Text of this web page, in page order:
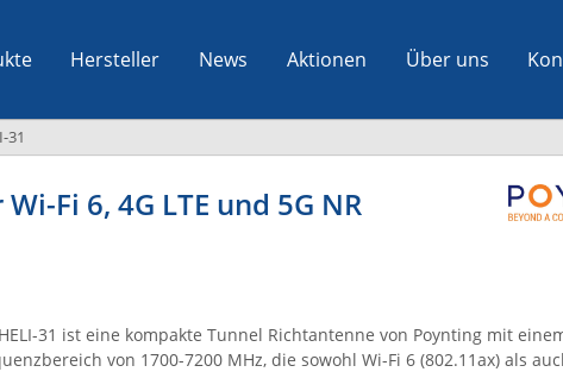
Hersteller News Aktionen Über uns
31
Fi 6, 4G LTE und 5G NR
31 ist eine kompakte Tunnel Richtantenne von Poynting mit
von 1700-7200 MHz, die sowohl Wi-Fi 6 (802.11ax) als